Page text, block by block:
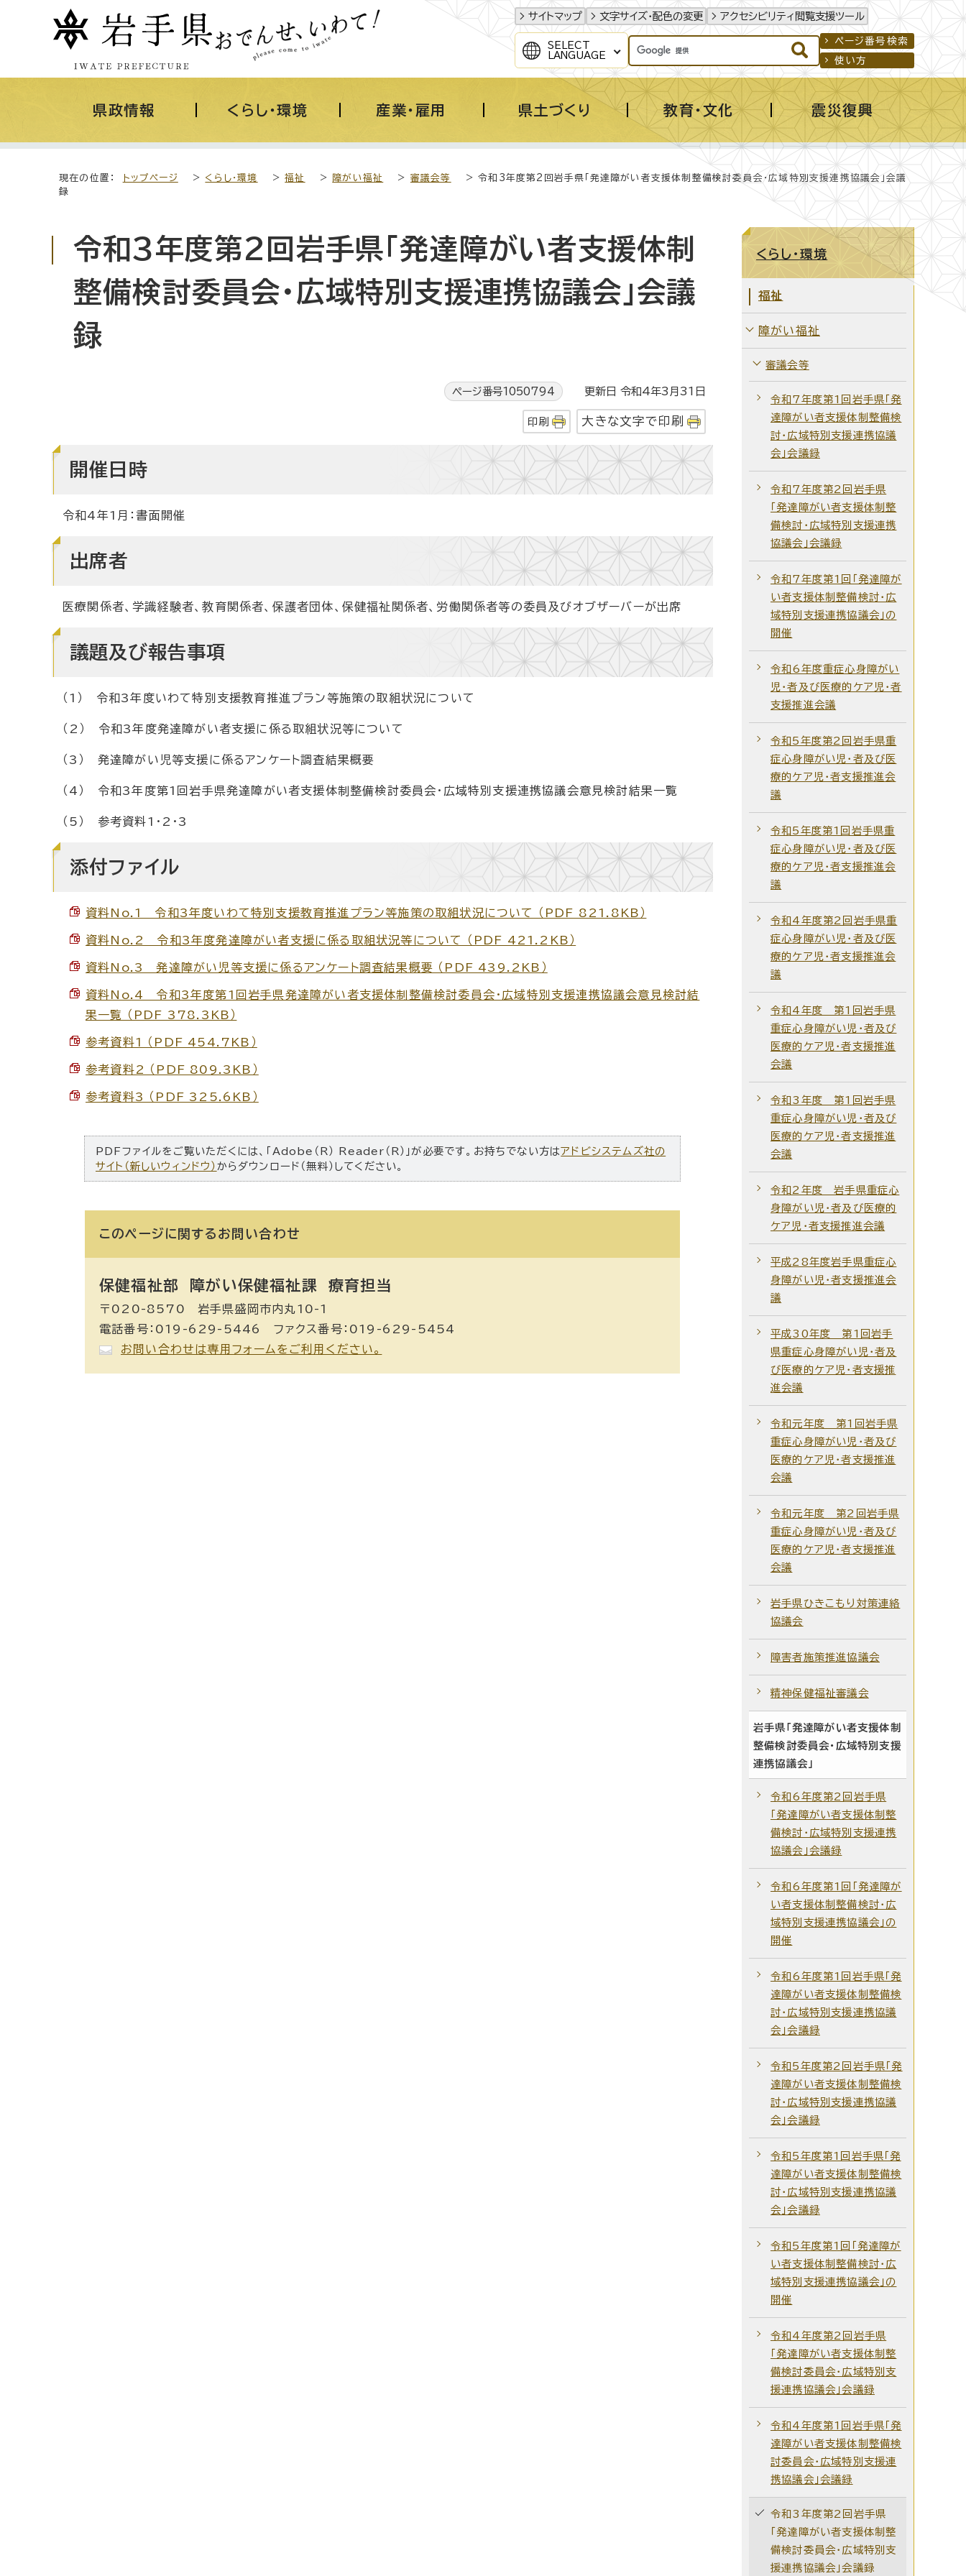
サイトマップ 文字サイズ・配色の変更 アクセシビリティ閲覧支援ツール
SELECT
LANGUAGE
ページ番号検索
使い方
県政情報 くらし・環境 産業・雇用 県土づくり 教育・文化 震災復興
現在の位置： トップページ > くらし・環境 >福祉 > 障がい福祉 > 審議会等
> 令和3年度第2回岩手県「発達障がい者支援体制整備検討委員会・広域特別支援連携協議会」会議
録
令和3年度第2回岩手県「発達障がい者支援体制
整備検討委員会・広域特別支援連携協議会」会議
録
ページ番号1050794 更新日 令和4年3月31日
印刷 大きな文字で印刷
開催日時
令和4年1月：書面開催
出席者
医療関係者、学識経験者、教育関係者、保護者団体、保健福祉関係者、労働関係者等の委員及びオブザーバーが出席
議題及び報告事項
（1） 令和3年度いわて特別支援教育推進プラン等施策の取組状況について
（2） 令和3年度発達障がい者支援に係る取組状況等について
（3） 発達障がい児等支援に係るアンケート調査結果概要
（4） 令和3年度第1回岩手県発達障がい者支援体制整備検討委員会・広域特別支援連携協議会意見検討結果一覧
（5） 参考資料1・2・3
添付ファイル
資料No.1 令和3年度いわて特別支援教育推進プラン等施策の取組状況について （PDF 821.8KB）
資料No.2 令和3年度発達障がい者支援に係る取組状況等について （PDF 421.2KB）
資料No.3 発達障がい児等支援に係るアンケート調査結果概要 （PDF 439.2KB）
資料No.4 令和3年度第1回岩手県発達障がい者支援体制整備検討委員会・広域特別支援連携協議会意見検討結
果一覧 （PDF 378.3KB）
参考資料1 （PDF 454.7KB）
参考資料2 （PDF 809.3KB）
参考資料3 （PDF 325.6KB）
PDFファイルをご覧いただくには、「Adobe（R） Reader（R）」が必要です。お持ちでない方はアドビシステムズ社の
サイト（新しいウィンドウ） からダウンロード（無料）してください。
このページに関する お問い合わせ
保健福祉部 障がい保健福祉課 療育担当
〒020-8570 岩手県盛岡市内丸10-1
電話番号：019-629-5446 ファクス番号：019-629-5454
お問い合わせは専用フォームをご利用ください。
くらし・環境
福祉
障がい福祉
審議会等
令和7年度第1回岩手県「発
達障がい者支援体制整備検
討・広域特別支援連携協議
会」会議録
令和7年度第2回岩手県
「発達障がい者支援体制整
備検討・広域特別支援連携
協議会」会議録
令和7年度第1回「発達障が
い者支援体制整備検討・広
域特別支援連携協議会」の
開催
令和6年度重症心身障がい
児・者及び医療的ケア児・者
支援推進会議
令和5年度第2回岩手県重
症心身障がい児・者及び医
療的ケア児・者支援推進会
議
令和5年度第1回岩手県重
症心身障がい児・者及び医
療的ケア児・者支援推進会
議
令和4年度第2回岩手県重
症心身障がい児・者及び医
療的ケア児・者支援推進会
議
令和4年度 第1回岩手県
重症心身障がい児・者及び
医療的ケア児・者支援推進
会議
令和3年度 第1回岩手県
重症心身障がい児・者及び
医療的ケア児・者支援推進
会議
令和2年度 岩手県重症心
身障がい児・者及び医療的
ケア児・者支援推進会議
平成28年度岩手県重症心
身障がい児・者支援推進会
議
平成30年度 第1回岩手
県重症心身障がい児・者及
び医療的ケア児・者支援推
進会議
令和元年度 第1回岩手県
重症心身障がい児・者及び
医療的ケア児・者支援推進
会議
令和元年度 第2回岩手県
重症心身障がい児・者及び
医療的ケア児・者支援推進
会議
岩手県ひきこもり対策連絡
協議会
障害者施策推進協議会
精神保健福祉審議会
岩手県「発達障がい者支援体制
整備検討委員会・広域特別支援
連携協議会」
令和6年度第2回岩手県
「発達障がい者支援体制整
備検討・広域特別支援連携
協議会」会議録
令和6年度第1回「発達障が
い者支援体制整備検討・広
域特別支援連携協議会」の
開催
令和6年度第1回岩手県「発
達障がい者支援体制整備検
討・広域特別支援連携協議
会」会議録
令和5年度第2回岩手県「発
達障がい者支援体制整備検
討・広域特別支援連携協議
会」会議録
令和5年度第1回岩手県「発
達障がい者支援体制整備検
討・広域特別支援連携協議
会」会議録
令和5年度第1回「発達障が
い者支援体制整備検討・広
域特別支援連携協議会」の
開催
令和4年度第2回岩手県
「発達障がい者支援体制整
備検討委員会・広域特別支
援連携協議会」会議録
令和4年度第1回岩手県「発
達障がい者支援体制整備検
討委員会・広域特別支援連
携協議会」会議録
令和3年度第2回岩手県
「発達障がい者支援体制整
備検討委員会・広域特別支
援連携協議会」会議録